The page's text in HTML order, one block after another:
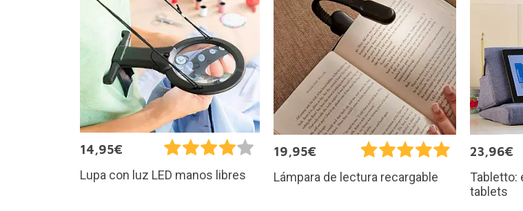
14,95€
Lupa con luz LED manos libres
19,95€
Lámpara de lectura recargable
23,96€
Tabletto:
tablets